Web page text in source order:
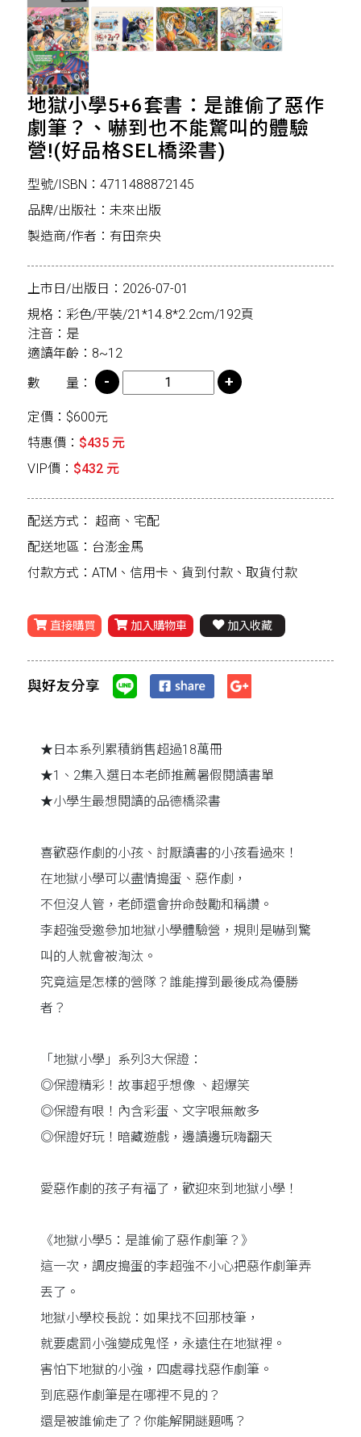
地獄小學5+6套書：是誰偷了惡作
劇筆？、嚇到也不能驚叫的體驗
營!(好品格SEL橋梁書)
型號/ISBN：4711488872145
品牌/出版社：未來出版
製造商/作者：有田奈央
上市日/出版日：2026-07-01
規格：彩色/平裝/21*14.8*2.2cm/192頁
注音：是
適讀年齡：8~12
數 量：
定價：$600元
特惠價： $435 元
VIP價： $432 元
配送方式： 超商、宅配
配送地區：台澎金馬
付款方式：ATM、信用卡、貨到付款、取貨付款
直接購買 加入購物車 加入收藏
與好友分享
★日本系列累積銷售超過18萬冊
★1、2集入選日本老師推薦暑假閱讀書單
★小學生最想閱讀的品德橋梁書
喜歡惡作劇的小孩、討厭讀書的小孩看過來！
在地獄小學可以盡情搗蛋、惡作劇，
不但沒人管，老師還會拚命鼓勵和稱讚。
李超強受邀參加地獄小學體驗營，規則是嚇到驚
叫的人就會被淘汰。
究竟這是怎樣的營隊？誰能撐到最後成為優勝
者？
「地獄小學」系列3大保證：
◎保證精彩！故事超乎想像 、超爆笑
◎保證有哏！內含彩蛋、文字哏無敵多
◎保證好玩！暗藏遊戲，邊讀邊玩嗨翻天
愛惡作劇的孩子有福了，歡迎來到地獄小學！
《地獄小學5：是誰偷了惡作劇筆？》
這一次，調皮搗蛋的李超強不小心把惡作劇筆弄
丟了。
地獄小學校長說：如果找不回那枝筆，
就要處罰小強變成鬼怪，永遠住在地獄裡。
害怕下地獄的小強，四處尋找惡作劇筆。
到底惡作劇筆是在哪裡不見的？
還是被誰偷走了？你能解開謎題嗎？